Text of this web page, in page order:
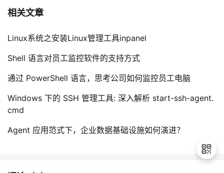
相关文章
Linux系统之安装Linux管理工具inpanel
Shell 语言对员工监控软件的支持方式
通过 PowerShell 语言，思考公司如何监控员工电脑
Windows 下的 SSH 管理工具: 深入解析 start-ssh-agent.
cmd
Agent 应用范式下，企业数据基础设施如何演进？